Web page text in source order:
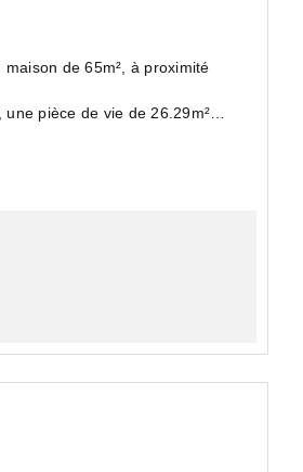
de 65m², à proximité
pièce de vie de 26.29m²